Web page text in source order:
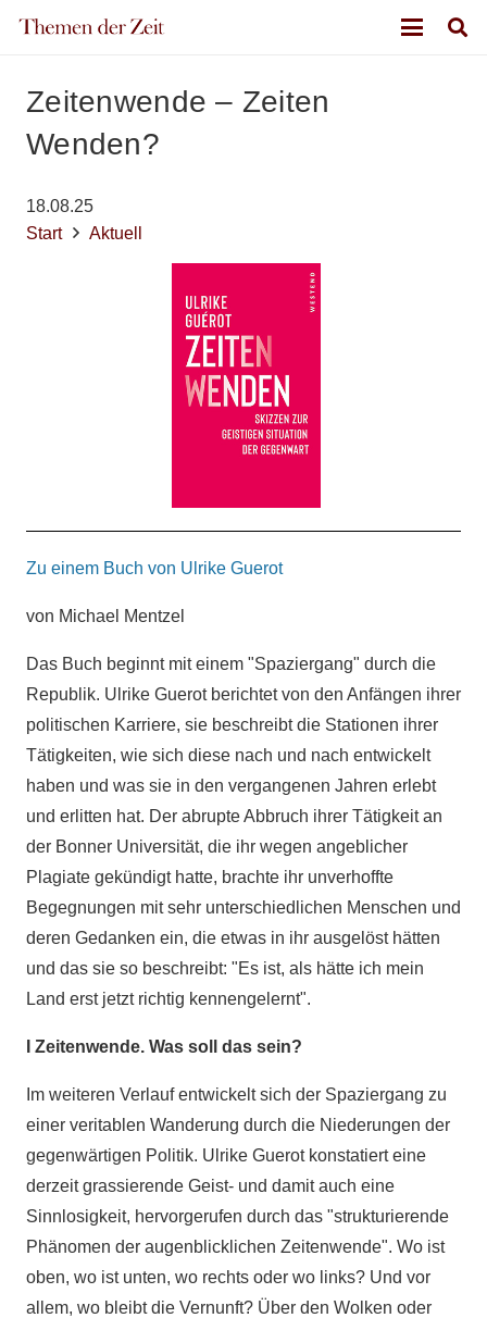
Zeitenwende – Zeiten
Wenden?
18.08.25
Start
Aktuell
Zu einem Buch von Ulrike Guerot
von Michael Mentzel
Das Buch beginnt mit einem "Spaziergang" durch die
Republik. Ulrike Guerot berichtet von den Anfängen ihrer
politischen Karriere, sie beschreibt die Stationen ihrer
Tätigkeiten, wie sich diese nach und nach entwickelt
haben und was sie in den vergangenen Jahren erlebt
und erlitten hat. Der abrupte Abbruch ihrer Tätigkeit an
der Bonner Universität, die ihr wegen angeblicher
Plagiate gekündigt hatte, brachte ihr unverhoffte
Begegnungen mit sehr unterschiedlichen Menschen und
deren Gedanken ein, die etwas in ihr ausgelöst hätten
und das sie so beschreibt: "Es ist, als hätte ich mein
Land erst jetzt richtig kennengelernt".
I Zeitenwende. Was soll das sein?
Im weiteren Verlauf entwickelt sich der Spaziergang zu
einer veritablen Wanderung durch die Niederungen der
gegenwärtigen Politik. Ulrike Guerot konstatiert eine
derzeit grassierende Geist- und damit auch eine
Sinnlosigkeit, hervorgerufen durch das "strukturierende
Phänomen der augenblicklichen Zeitenwende". Wo ist
oben, wo ist unten, wo rechts oder wo links? Und vor
allem, wo bleibt die Vernunft? Über den Wolken oder